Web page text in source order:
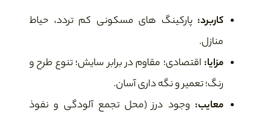
کاربرد: پارکینگ های مسکونی کم تردد، حیاط
منازل.
مزایا: اقتصادی؛ مقاوم در برابر سایش؛ تنوع طرح و
رنگ؛ تعمیر و نگه داری آسان.
معایب: وجود درز (محل تجمع آلودگی و نفوذ